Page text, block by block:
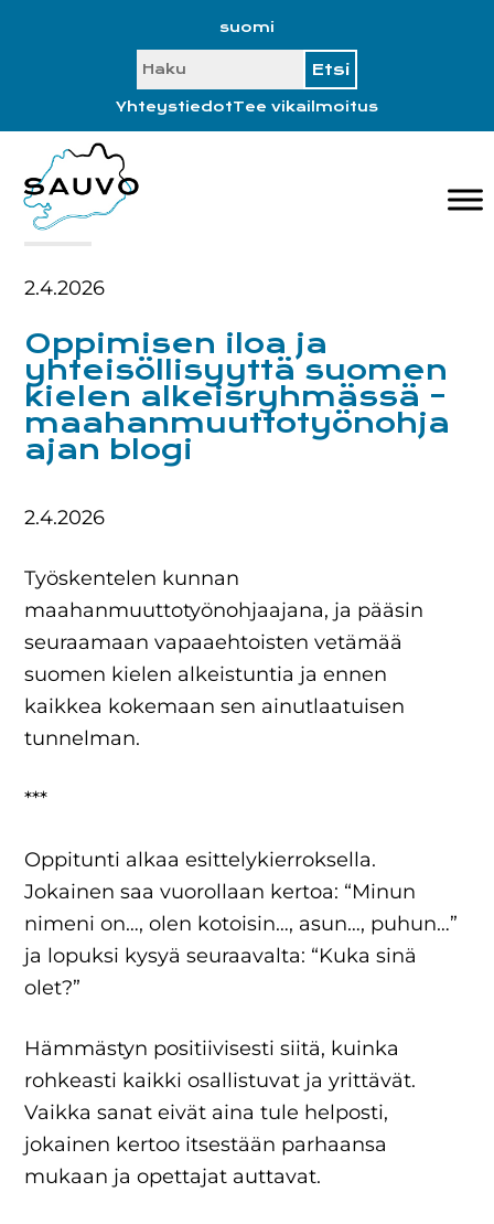
alatunnisteeseen
suomi
SEARCH
YhteystiedotTee vikailmoitus
2.4.2026
Oppimisen iloa ja
yhteisöllisyyttä suomen
kielen alkeisryhmässä –
maahanmuuttotyönohja
ajan blogi
2.4.2026
Työskentelen kunnan
maahanmuuttotyönohjaajana, ja pääsin
seuraamaan vapaaehtoisten vetämää
suomen kielen alkeistuntia ja ennen
kaikkea kokemaan sen ainutlaatuisen
tunnelman.
***
Oppitunti alkaa esittelykierroksella.
Jokainen saa vuorollaan kertoa: “Minun
nimeni on…, olen kotoisin…, asun…, puhun…”
ja lopuksi kysyä seuraavalta: “Kuka sinä
olet?”
Hämmästyn positiivisesti siitä, kuinka
rohkeasti kaikki osallistuvat ja yrittävät.
Vaikka sanat eivät aina tule helposti,
jokainen kertoo itsestään parhaansa
mukaan ja opettajat auttavat.